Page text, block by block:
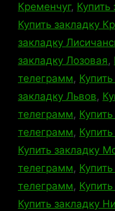
Кременчуг, Купить
Купить закладку
закладку
закладку Лозовая,
телеграмм,
закладку Львов,
телеграмм,
телеграмм,
Купить закладку
телеграмм,
телеграмм,
Купить закладку